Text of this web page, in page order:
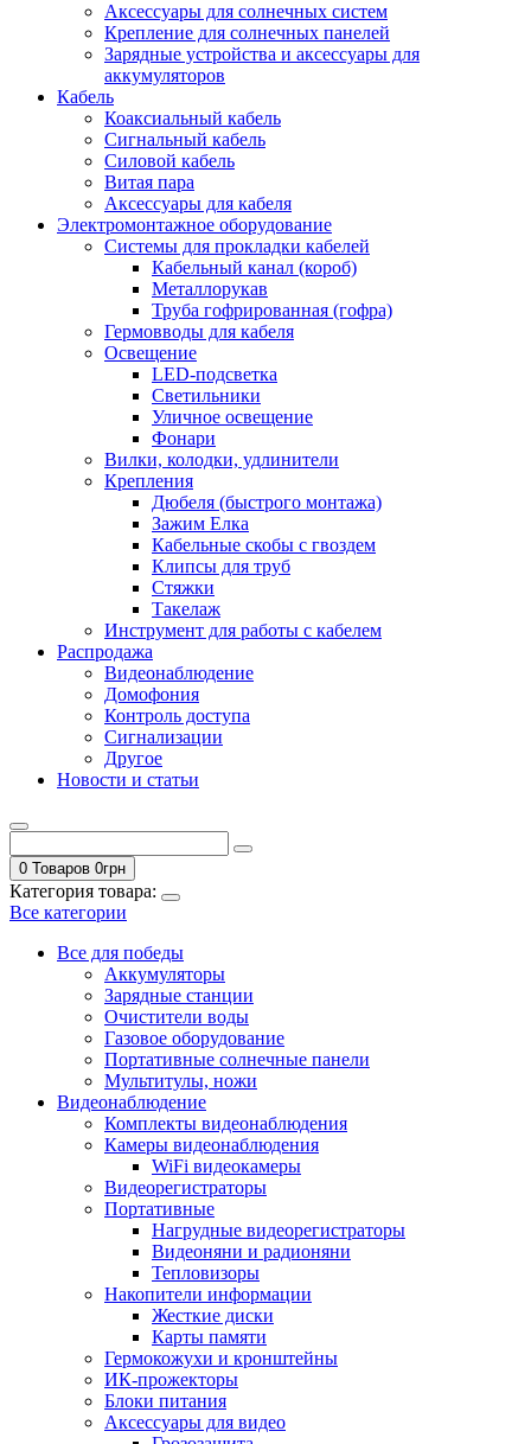
Аксессуары для солнечных систем
Крепление для солнечных панелей
Зарядные устройства и аксессуары для
аккумуляторов
Кабель
Коаксиальный кабель
Сигнальный кабель
Силовой кабель
Витая пара
Аксессуары для кабеля
Электромонтажное оборудование
Системы для прокладки кабелей
Кабельный канал (короб)
Металлорукав
Труба гофрированная (гофра)
Гермовводы для кабеля
Освещение
LED-подсветка
Светильники
Уличное освещение
Фонари
Вилки, колодки, удлинители
Крепления
Дюбеля (быстрого монтажа)
Зажим Елка
Кабельные скобы с гвоздем
Клипсы для труб
Стяжки
Такелаж
Инструмент для работы с кабелем
Распродажа
Видеонаблюдение
Домофония
Контроль доступа
Сигнализации
Другое
Новости и статьи
0 Товаров 0грн
Категория товара:
Все категории
Все для победы
Аккумуляторы
Зарядные станции
Очистители воды
Газовое оборудование
Портативные солнечные панели
Мультитулы, ножи
Видеонаблюдение
Комплекты видеонаблюдения
Камеры видеонаблюдения
WiFi видеокамеры
Видеорегистраторы
Портативные
Нагрудные видеорегистраторы
Видеоняни и радионяни
Тепловизоры
Накопители информации
Жесткие диски
Карты памяти
Гермокожухи и кронштейны
ИК-прожекторы
Блоки питания
Аксессуары для видео